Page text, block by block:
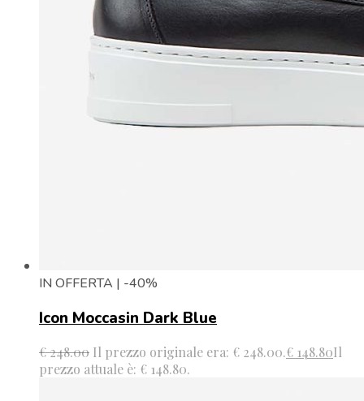
IN OFFERTA | -40%
Icon Moccasin Dark Blue
€248.00 Il prezzo originale era: € 248.00.€ 148.80Il
prezzo attuale è: € 148.80.